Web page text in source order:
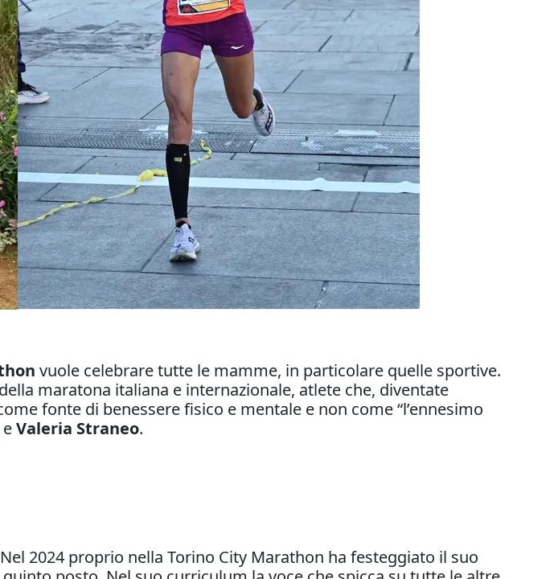
vuole celebrare tutte le mamme, in particolare quelle sportive.
maratona italiana e internazionale, atlete che, diventate
fonte di benessere fisico e mentale e non come “l’ennesimo
eValeria Straneo.
2024 proprio nella Torino City Marathon ha festeggiato il suo